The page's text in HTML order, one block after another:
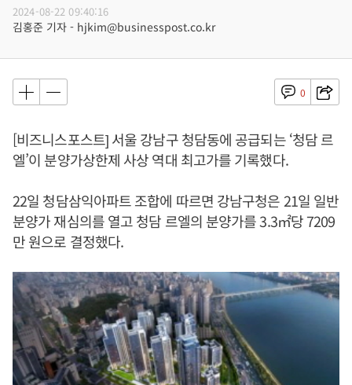
2024-08-22 09:40:16
김홍준 기자 - hjkim@businesspost.co.kr
0
[비즈니스포스트] 서울 강남구 청담동에 공급되는 ‘청담 르
엘’이 분양가상한제 사상 역대 최고가를 기록했다.
22일 청담삼익아파트 조합에 따르면 강남구청은 21일 일반
분양가 재심의를 열고 청담 르엘의 분양가를 3.3㎡당 7209
만 원으로 결정했다.